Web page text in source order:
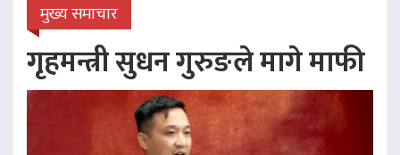
मुख्य समाचार
गृहमन्त्री सुधन गुरुङले मागे माफी